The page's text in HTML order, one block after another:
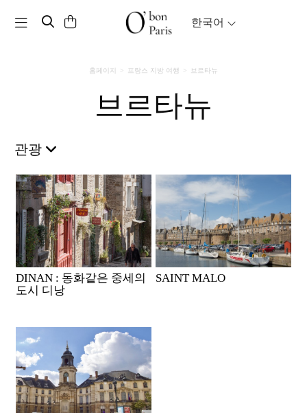
Toggle navigation 한국어
홈페이지 프랑스 지방 여행 브르타뉴
브르타뉴
관광
DINAN : 동화같은 중세의
도시 디낭
SAINT MALO